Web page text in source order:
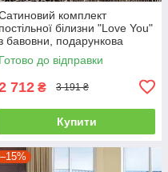
комплект
постільної білизни "Love You"
бавовни, подарункова
упаковка полуторний
Готово до відправки
712 ₴ 3 191 ₴
Купити
–15%